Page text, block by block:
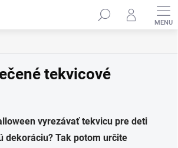
tekvicové
vyrezávať tekvicu pre deti
dekoráciu? Tak potom určite